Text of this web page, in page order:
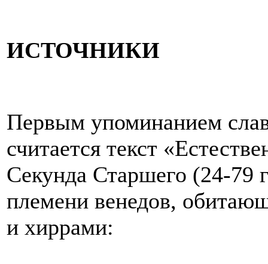
ИСТОЧНИКИ
Первым упоминанием
считается текст
Секунда Старшего (24-79
племени венедов,
и хиррами: